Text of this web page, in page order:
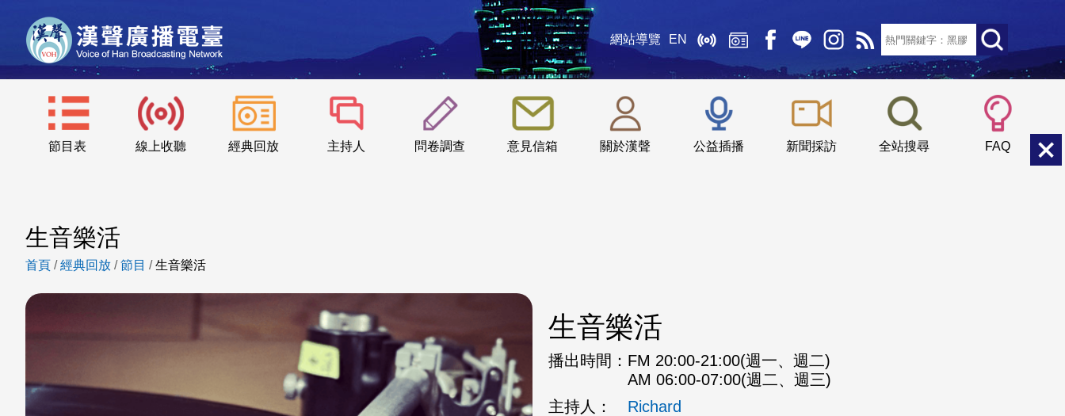
網站導覽 EN
節目表 線上收聽 經典回放 主持人 問卷調查 意見信箱 關於漢聲 公益插播 新聞採訪 全站搜尋 FAQ
::: 小 中
生音樂活
首頁 /經典回放 /節目 /生音樂活
生音樂活
播出時間： FM 20:00-21:00(週一、週二)
AM 06:00-07:00(週二、週三)
主持人：
Richard